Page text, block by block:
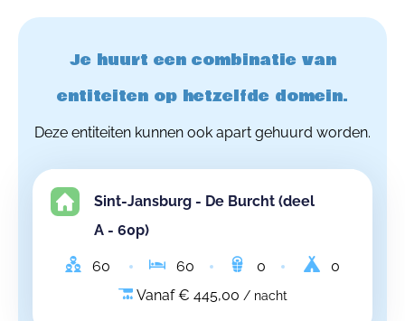
Je huurt een combinatie van
entiteiten op hetzelfde domein.
Deze entiteiten kunnen ook apart gehuurd worden.
Sint-Jansburg - De Burcht (deel
A - 60p)
60 60 0
0
Vanaf € 445,00 / nacht